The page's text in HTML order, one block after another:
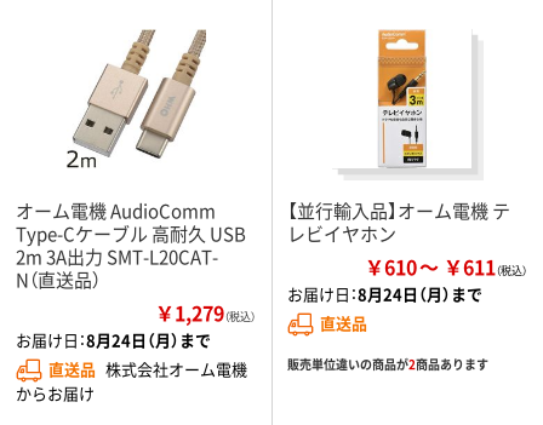
オーム電機 AudioComm
Type-Cケーブル 高耐久 USB
2m 3A出力 SMT-L20CAT-
N（直送品）
￥1,279（税込）
お届け日：8月24日（月）まで
直送品 株式会社オーム電機
からお届け
【並行輸入品】オーム電機 テ
レビイヤホン
￥610 ￥611
お届け日：8月24日（月）まで
直送品
販売単位違いの商品が2商品あります